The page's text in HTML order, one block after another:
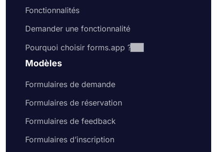
Fonctionnalités
Demander une fonctionnalité
Pourquoi choisir forms.app ?
Modèles
Formulaires de demande
Formulaires de réservation
Formulaires de feedback
Formulaires d’inscription